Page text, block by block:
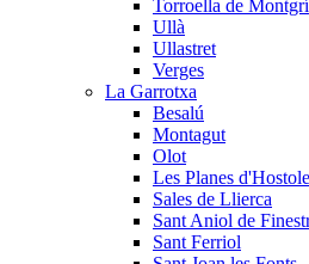
Torroella de Montgrí
Ullà
Ullastret
Verges
La Garrotxa
Besalú
Montagut
Olot
Les Planes
Sales de Llierca
Sant Aniol de
Sant Ferriol